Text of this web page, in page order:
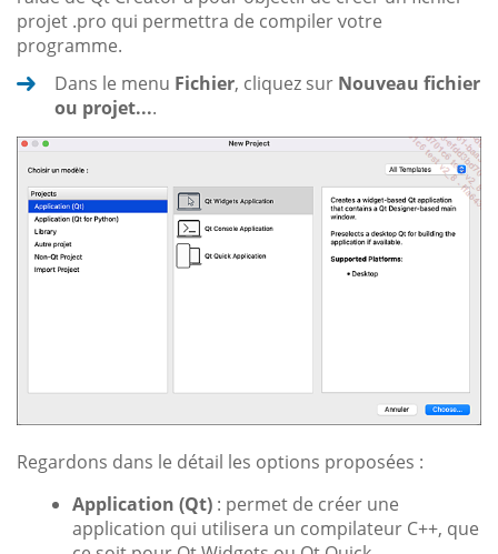
projet .pro qui permettra de compiler votre
programme.
Dans le menu Fichier, cliquez sur Nouveau fichier
ou projet....
Regardons dans le détail les options proposées :
Application (Qt) : permet de créer une
application qui utilisera un compilateur C++, que